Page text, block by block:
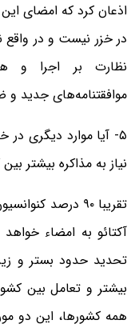
اذعان کرد که امضای
در خزر نیست و در واقع
نظارت بر اجرا و
موافقتنامه‌های جدید
۵- آیا موارد دیگری
نیاز به مذاکره بیشتر
تقریبا ۹۰ درصد
آکتائو به امضاء
تحدید حدود بستر و زیر
بیشتر و تعامل بین
همه کشورها، این دو